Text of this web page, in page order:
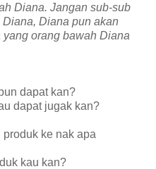
Diana. Jangan sub-sub
Diana pun akan
orang bawah Diana
dapat kan?
dapat jugak kan?
ke nak apa
kau kan?